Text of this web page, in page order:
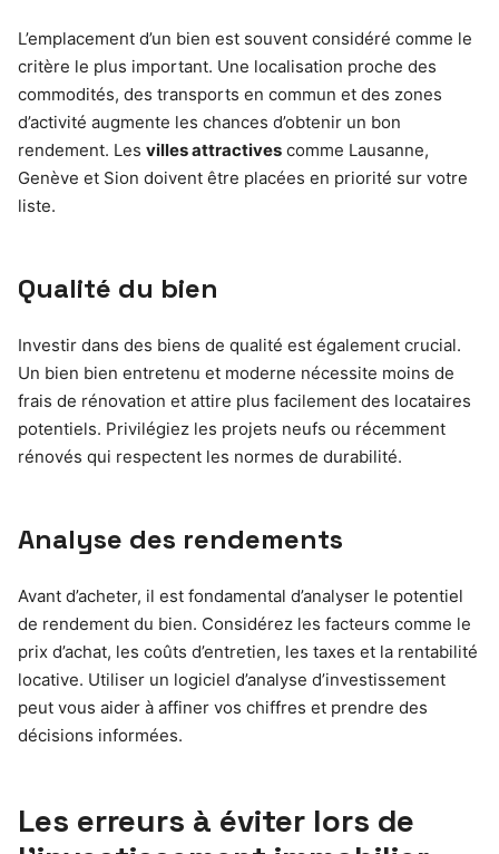
L’emplacement d’un bien est souvent considéré comme le
critère le plus important. Une localisation proche des
commodités, des transports en commun et des zones
d’activité augmente les chances d’obtenir un bon
rendement. Les villes attractives comme Lausanne,
Genève et Sion doivent être placées en priorité sur votre
liste.
Qualité du bien
Investir dans des biens de qualité est également crucial.
Un bien bien entretenu et moderne nécessite moins de
frais de rénovation et attire plus facilement des locataires
potentiels. Privilégiez les projets neufs ou récemment
rénovés qui respectent les normes de durabilité.
Analyse des rendements
Avant d’acheter, il est fondamental d’analyser le potentiel
de rendement du bien. Considérez les facteurs comme le
prix d’achat, les coûts d’entretien, les taxes et la rentabilité
locative. Utiliser un logiciel d’analyse d’investissement
peut vous aider à affiner vos chiffres et prendre des
décisions informées.
Les erreurs à éviter lors de